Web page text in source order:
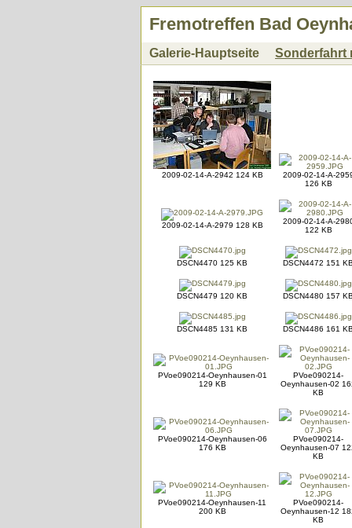
Fremotreffen Bad
Galerie-Hauptseite Sonderfahrt
2009-02-14-A-2942 124 KB
2009-02-14-A-
126 KB
2009-02-14-A-2979 128 KB
2009-02-14-A-
122 KB
DSCN4470 125 KB DSCN4472 151
DSCN4479 120 KB DSCN4480 157
DSCN4485 131 KB DSCN4486 161
PVoe090214-Oeynhausen-01
129 KB
PVoe090214-
Oeynhausen-02
KB
PVoe090214-Oeynhausen-06
176 KB
PVoe090214-
Oeynhausen-07
KB
PVoe090214-Oeynhausen-11
200 KB
PVoe090214-
Oeynhausen-12
KB